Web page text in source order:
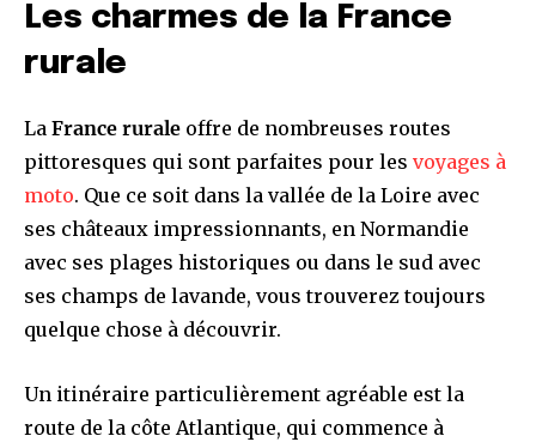
Les charmes de la France
rurale
La France rurale offre de nombreuses routes
pittoresques qui sont parfaites pour les voyages à
moto. Que ce soit dans la vallée de la Loire avec
ses châteaux impressionnants, en Normandie
avec ses plages historiques ou dans le sud avec
ses champs de lavande, vous trouverez toujours
quelque chose à découvrir.
Un itinéraire particulièrement agréable est la
route de la côte Atlantique, qui commence à